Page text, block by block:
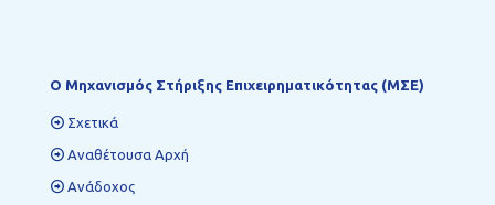
Ο Mηχανισμός Στήριξης Επιχειρηματικότητας (ΜΣΕ)
Σχετικά
Αναθέτουσα Αρχή
Ανάδοχος